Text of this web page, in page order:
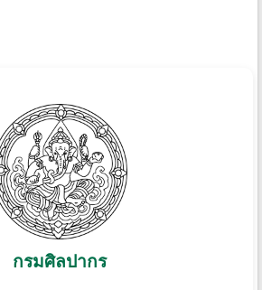
กรมศิลปากร